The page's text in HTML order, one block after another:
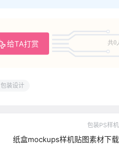
给TA打赏 共0
包装设计
包装PS样机
纸盒mockups样机贴图素材下载